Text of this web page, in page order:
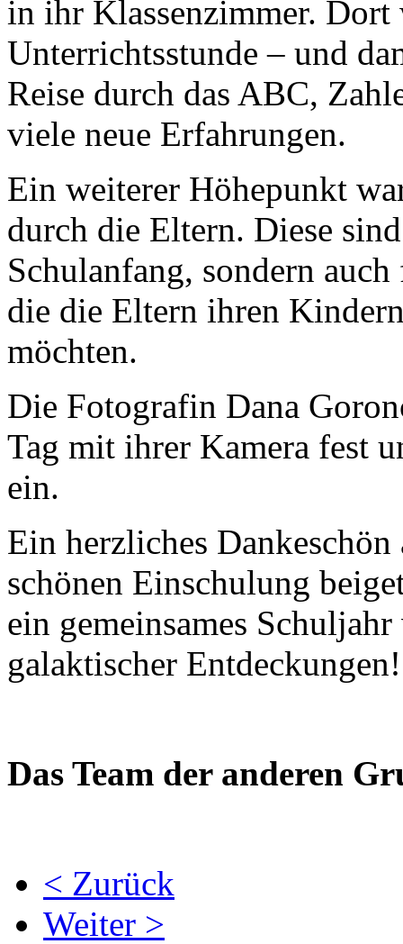
in ihr Klassenzimmer. Dort
Unterrichtsstunde – und
Reise durch das ABC,
viele neue Erfahrungen.
Ein weiterer Höhepunkt
durch die Eltern. Diese
Schulanfang, sondern
die die Eltern ihren
möchten.
Die Fotografin Dana
Tag mit ihrer Kamera fest
ein.
Ein herzliches
schönen Einschulung
ein gemeinsames
galaktischer Entdeckungen!
Das Team der anderen
< Zurück
Weiter >